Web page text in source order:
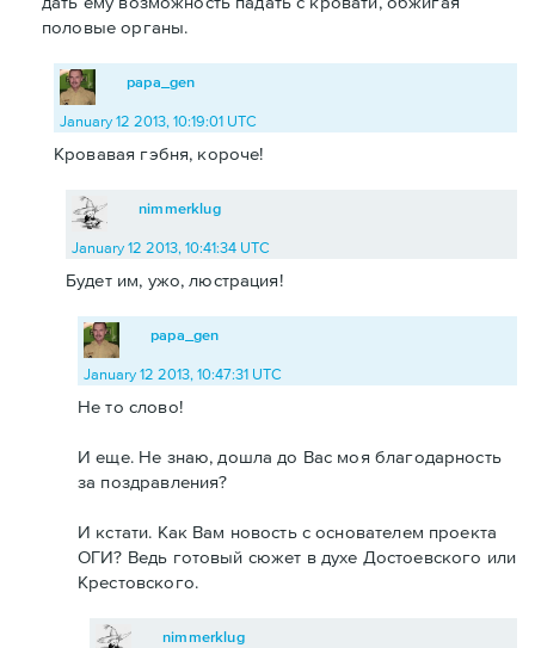
половые органы.
papa_gen
January 12 2013, 10:19:01 UTC
Кровавая гэбня, короче!
nimmerklug
January 12 2013, 10:41:34 UTC
Будет им, ужо, люстрация!
papa_gen
January 12 2013, 10:47:31 UTC
Не то слово!
И еще. Не знаю, дошла до Вас моя благодарность
за поздравления?
И кстати. Как Вам новость с основателем проекта
ОГИ? Ведь готовый сюжет в духе Достоевского или
Крестовского.
nimmerklug